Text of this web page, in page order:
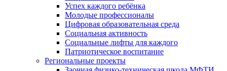
Успех каждого ребёнка
Молодые профессионалы
Цифровая образовательная среда
Социальная активность
Социальные лифты для каждого
Патриотическое воспитание
Региональные проекты